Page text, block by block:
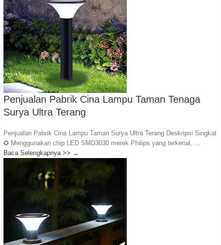
Penjualan Pabrik Cina Lampu Taman Tenaga
Surya Ultra Terang
Penjualan Pabrik Cina Lampu Taman Surya Ultra Terang Deskripsi Singkat
✪ Menggunakan chip LED SMD3030 merek Philips yang terkenal, ...
Baca Selengkapnya >> →